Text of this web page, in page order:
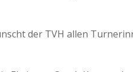
der TVH allen